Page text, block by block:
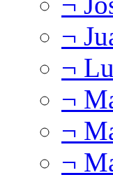
¬
¬
¬
¬
¬